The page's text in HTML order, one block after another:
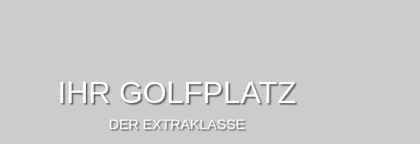
IHR GOLFPLATZ
DER EXTRAKLASSE